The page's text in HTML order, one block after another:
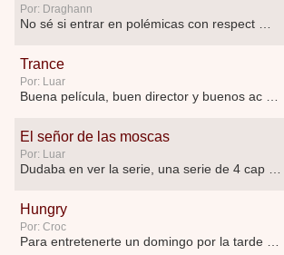
Por: Draghann
No sé si entrar en polémicas con respect …
Trance
Por: Luar
Buena película, buen director y buenos ac …
El señor de las moscas
Por: Luar
Dudaba en ver la serie, una serie de 4 cap …
Hungry
Por: Croc
Para entretenerte un domingo por la tarde …